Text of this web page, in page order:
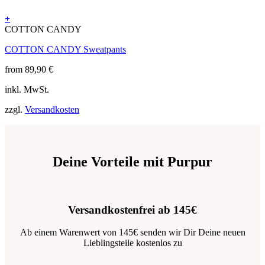
gewählt
werden
+
Dieses
weist
Varianten
Die
können
COTTON CANDY
COTTON CANDY Sweatpants
from 89,90 €
inkl. MwSt.
zzgl. Versandkosten
Deine Vorteile mit Purpur
Versandkostenfrei ab 145€
Ab einem Warenwert von 145€ senden wir Dir Deine neuen
Lieblingsteile kostenlos zu